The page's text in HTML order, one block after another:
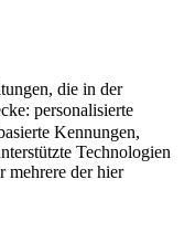
die in der
personalisierte
Kennungen,
Technologien
mehrere der hier